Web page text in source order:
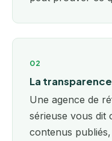
02
La
Une agence de
sérieuse vous dit
contenus